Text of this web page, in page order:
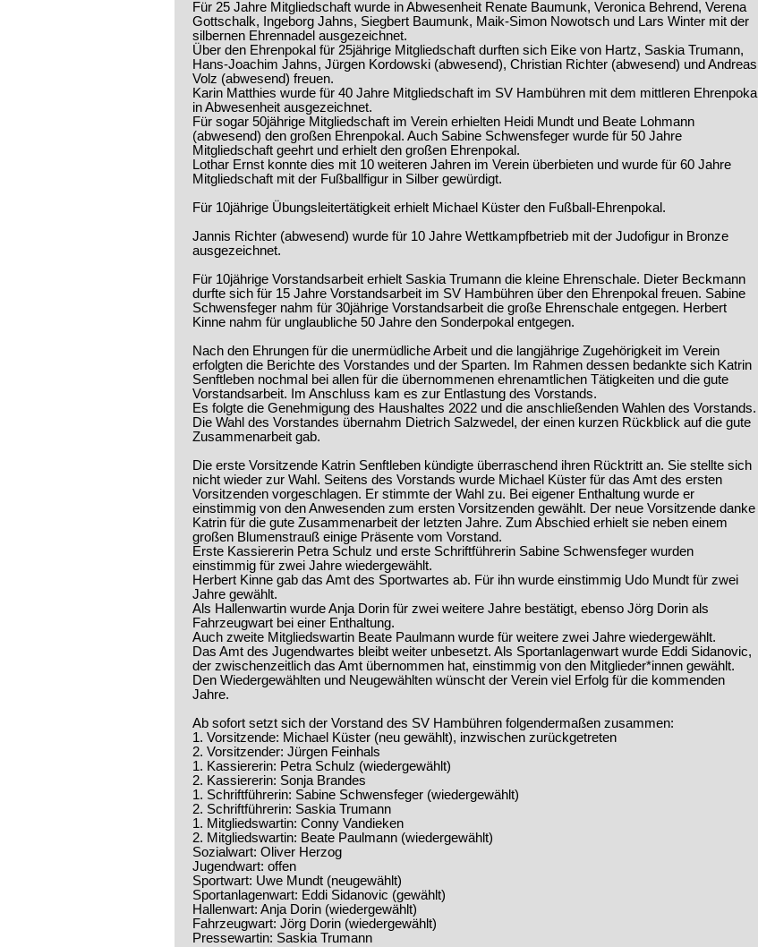
Für 25 Jahre Mitgliedschaft wurde in Abwesenheit Renate Baumunk, Veronica Behrend, Verena
Gottschalk, Ingeborg Jahns, Siegbert Baumunk, Maik-Simon Nowotsch und Lars Winter mit der
silbernen Ehrennadel ausgezeichnet.
Über den Ehrenpokal für 25jährige Mitgliedschaft durften sich Eike von Hartz, Saskia Trumann,
Hans-Joachim Jahns, Jürgen Kordowski (abwesend), Christian Richter (abwesend) und Andreas
Volz (abwesend) freuen.
Karin Matthies wurde für 40 Jahre Mitgliedschaft im SV Hambühren mit dem mittleren Ehrenpokal
in Abwesenheit ausgezeichnet.
Für sogar 50jährige Mitgliedschaft im Verein erhielten Heidi Mundt und Beate Lohmann
(abwesend) den großen Ehrenpokal. Auch Sabine Schwensfeger wurde für 50 Jahre
Mitgliedschaft geehrt und erhielt den großen Ehrenpokal.
Lothar Ernst konnte dies mit 10 weiteren Jahren im Verein überbieten und wurde für 60 Jahre
Mitgliedschaft mit der Fußballfigur in Silber gewürdigt.
Für 10jährige Übungsleitertätigkeit erhielt Michael Küster den Fußball-Ehrenpokal.
Jannis Richter (abwesend) wurde für 10 Jahre Wettkampfbetrieb mit der Judofigur in Bronze
ausgezeichnet.
Für 10jährige Vorstandsarbeit erhielt Saskia Trumann die kleine Ehrenschale. Dieter Beckmann
durfte sich für 15 Jahre Vorstandsarbeit im SV Hambühren über den Ehrenpokal freuen. Sabine
Schwensfeger nahm für 30jährige Vorstandsarbeit die große Ehrenschale entgegen. Herbert
Kinne nahm für unglaubliche 50 Jahre den Sonderpokal entgegen.
Nach den Ehrungen für die unermüdliche Arbeit und die langjährige Zugehörigkeit im Verein
erfolgten die Berichte des Vorstandes und der Sparten. Im Rahmen dessen bedankte sich Katrin
Senftleben nochmal bei allen für die übernommenen ehrenamtlichen Tätigkeiten und die gute
Vorstandsarbeit. Im Anschluss kam es zur Entlastung des Vorstands.
Es folgte die Genehmigung des Haushaltes 2022 und die anschließenden Wahlen des Vorstands.
Die Wahl des Vorstandes übernahm Dietrich Salzwedel, der einen kurzen Rückblick auf die gute
Zusammenarbeit gab.
Die erste Vorsitzende Katrin Senftleben kündigte überraschend ihren Rücktritt an. Sie stellte sich
nicht wieder zur Wahl. Seitens des Vorstands wurde Michael Küster für das Amt des ersten
Vorsitzenden vorgeschlagen. Er stimmte der Wahl zu. Bei eigener Enthaltung wurde er
einstimmig von den Anwesenden zum ersten Vorsitzenden gewählt. Der neue Vorsitzende danke
Katrin für die gute Zusammenarbeit der letzten Jahre. Zum Abschied erhielt sie neben einem
großen Blumenstrauß einige Präsente vom Vorstand.
Erste Kassiererin Petra Schulz und erste Schriftführerin Sabine Schwensfeger wurden
einstimmig für zwei Jahre wiedergewählt.
Herbert Kinne gab das Amt des Sportwartes ab. Für ihn wurde einstimmig Udo Mundt für zwei
Jahre gewählt.
Als Hallenwartin wurde Anja Dorin für zwei weitere Jahre bestätigt, ebenso Jörg Dorin als
Fahrzeugwart bei einer Enthaltung.
Auch zweite Mitgliedswartin Beate Paulmann wurde für weitere zwei Jahre wiedergewählt.
Das Amt des Jugendwartes bleibt weiter unbesetzt. Als Sportanlagenwart wurde Eddi Sidanovic,
der zwischenzeitlich das Amt übernommen hat, einstimmig von den Mitglieder*innen gewählt.
Den Wiedergewählten und Neugewählten wünscht der Verein viel Erfolg für die kommenden
Jahre.
Ab sofort setzt sich der Vorstand des SV Hambühren folgendermaßen zusammen:
1. Vorsitzende: Michael Küster (neu gewählt), inzwischen zurückgetreten
2. Vorsitzender: Jürgen Feinhals
1. Kassiererin: Petra Schulz (wiedergewählt)
2. Kassiererin: Sonja Brandes
1. Schriftführerin: Sabine Schwensfeger (wiedergewählt)
2. Schriftführerin: Saskia Trumann
1. Mitgliedswartin: Conny Vandieken
2. Mitgliedswartin: Beate Paulmann (wiedergewählt)
Sozialwart: Oliver Herzog
Jugendwart: offen
Sportwart: Uwe Mundt (neugewählt)
Sportanlagenwart: Eddi Sidanovic (gewählt)
Hallenwart: Anja Dorin (wiedergewählt)
Fahrzeugwart: Jörg Dorin (wiedergewählt)
Pressewartin: Saskia Trumann